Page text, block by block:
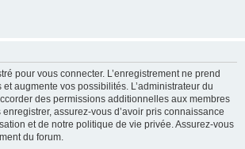
pour vous connecter. L’enregistrement ne prend
augmente vos possibilités. L’administrateur du
des permissions additionnelles aux membres
assurez-vous d’avoir pris connaissance
et de notre politique de vie privée. Assurez-vous
du forum.